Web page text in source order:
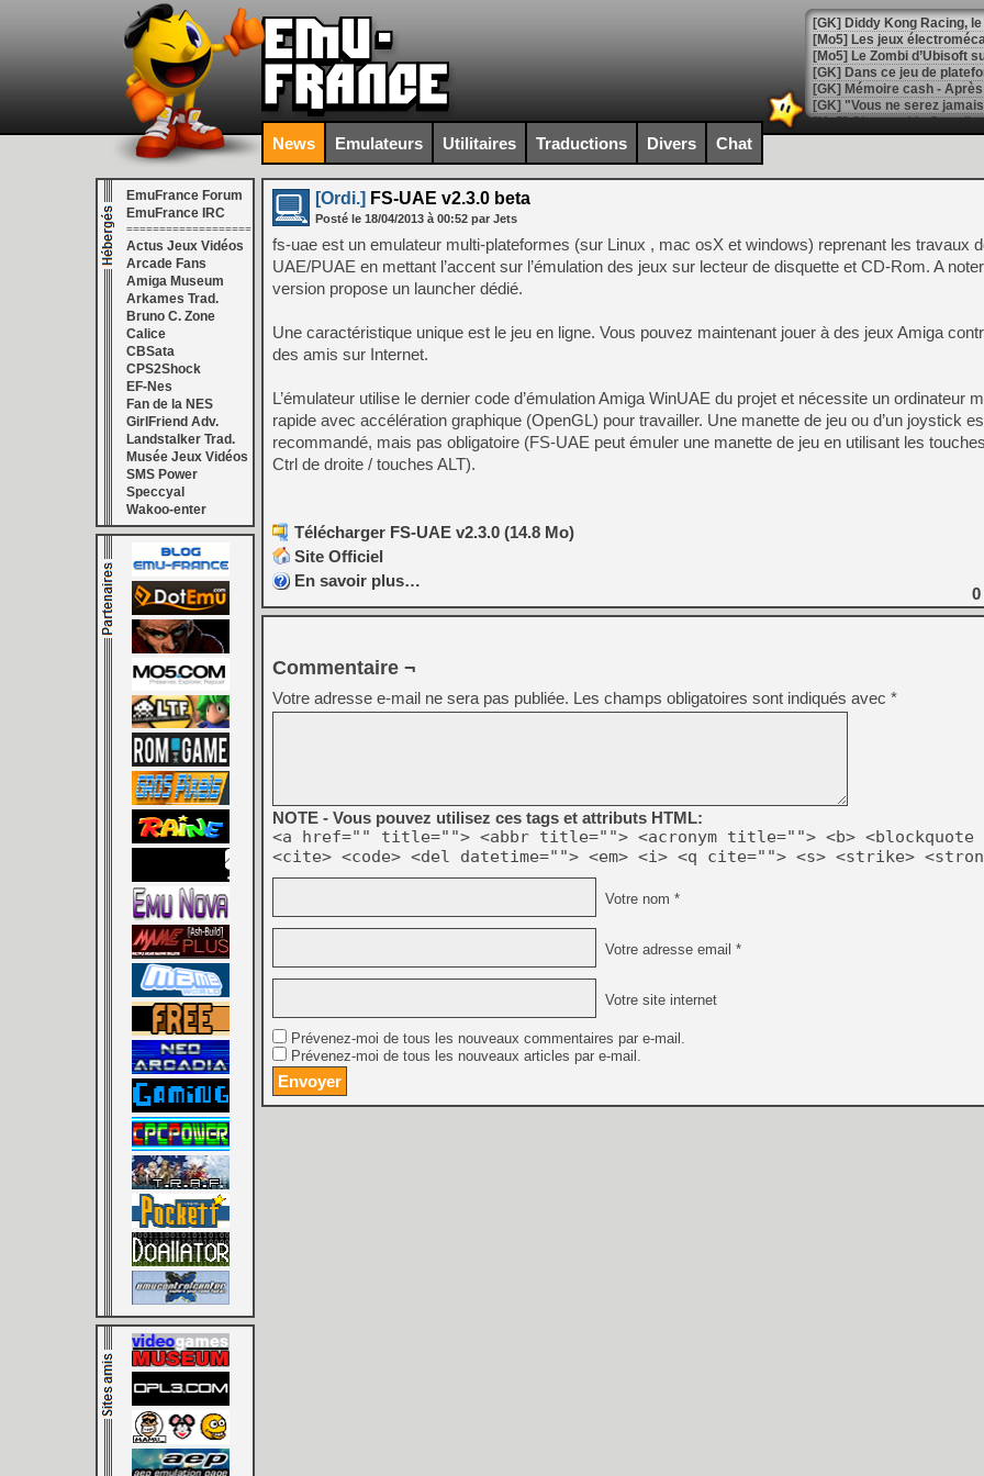
[GK] Diddy Kong Racing,
[Mo5] Les jeux
[Mo5] Le Zombi d’Ubisoft
[GK] Dans ce jeu de
[GK] Mémoire cash -
[GK] "Vous ne serez
[Mo5] Changeable
[GK] Des bugs de Super
[LS] [Switch] NSP Auto
[GK] La saga horrifique
[GK] Le portage de Super
[Mo5] Le jeu de course
[GK] Guillermo del Toro
[LTF] Eté 2026 - Séquence
[GK] Mistfall Hunter : déjà
[GK] Wo Long 2 évolue
[GK] Crossfire : un TPS à
[LS] [PS5] Premiers
[Mo5] DOOM arrive en
[GK] Bethesda fête les 30
[GK] Roblox : l'action en
[GK] Agenda - GeForce
[GK] Devolver Digital en a
[LS] [PS5] ps5-y2jb-
[GK] Pourquoi Marvel
[GK] Test : Restory : Chill
[GK] GTA 6 : Rockstar
[GK] Un mod transforme
News Emulateurs Utilitaires Traductions Divers Chat
EmuFrance Forum
EmuFrance IRC
===================
Actus Jeux Vidéos
Arcade Fans
Amiga Museum
Arkames Trad.
Bruno C. Zone
Calice
CBSata
CPS2Shock
EF-Nes
Fan de la NES
GirlFriend Adv.
Landstalker Trad.
Musée Jeux Vidéos
SMS Power
Speccyal
Wakoo-enter
[Ordi.] FS-UAE v2.3.0 beta
Posté le 18/04/2013 à 00:52 par Jets
fs-uae est un emulateur multi-plateformes (sur Linux , mac osX et windows) reprenant les travaux
UAE/PUAE en mettant l’accent sur l’émulation des jeux sur lecteur de disquette et CD-Rom. A
version propose un launcher dédié.
Une caractéristique unique est le jeu en ligne. Vous pouvez maintenant jouer à des jeux Amiga
des amis sur Internet.
L’émulateur utilise le dernier code d’émulation Amiga WinUAE du projet et nécessite un ordinateur
rapide avec accélération graphique (OpenGL) pour travailler. Une manette de jeu ou d’un joystick
recommandé, mais pas obligatoire (FS-UAE peut émuler une manette de jeu en utilisant les
Ctrl de droite / touches ALT).
Télécharger FS-UAE v2.3.0 (14.8 Mo)
Site Officiel
En savoir plus…
0
Commentaire ¬
Votre adresse e-mail ne sera pas publiée. Les champs obligatoires sont indiqués avec *
NOTE - Vous pouvez utilisez ces tags et attributs HTML:
<a href="" title=""> <abbr title=""> <acronym title=""> <b> <blockquote
<cite> <code> <del datetime=""> <em> <i> <q cite=""> <s> <strike>
Votre nom *
Votre adresse email *
Votre site internet
Prévenez-moi de tous les nouveaux commentaires par e-mail.
Prévenez-moi de tous les nouveaux articles par e-mail.